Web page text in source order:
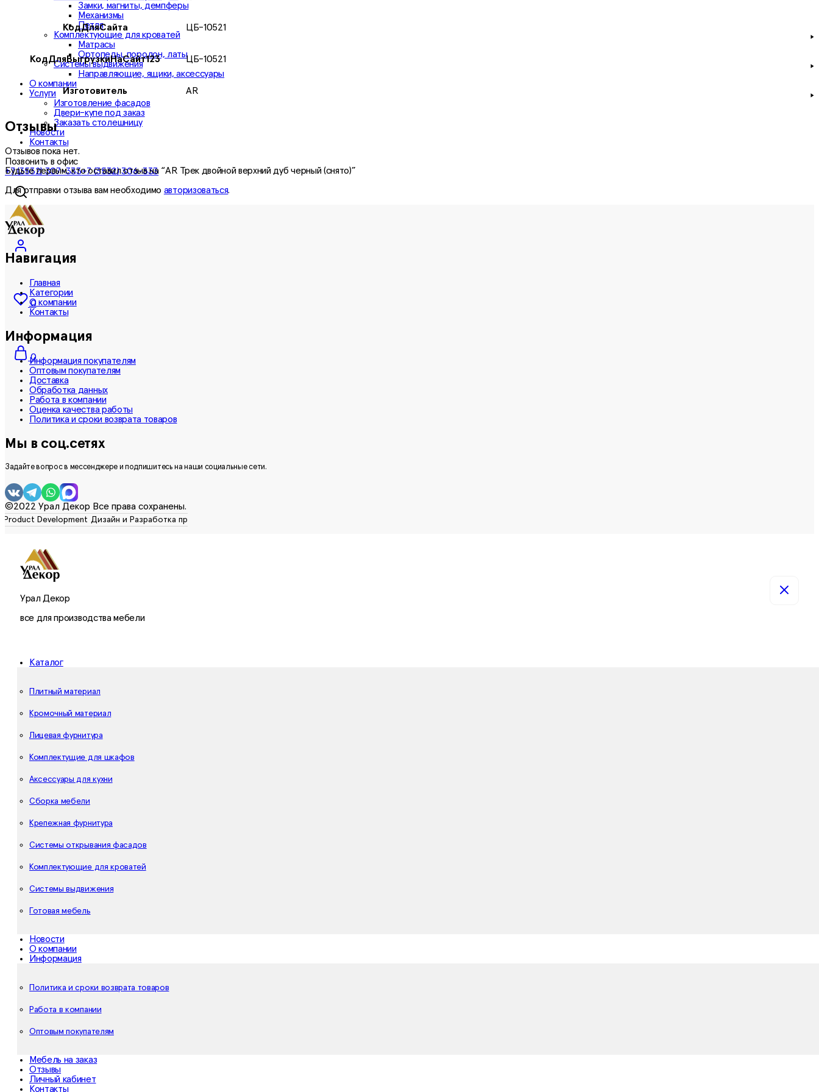
Замки, магниты, демпферы
Механизмы
Петля
Комплектующие для кроватей
Матрасы
Ортопеды, поролон, латы
Системы выдвижения
Направляющие, ящики, аксессуары
О компании
Услуги
Изготовление фасадов
Двери-купе под заказ
Заказать столешницу
Новости
Контакты
Позвонить в офис
+7 (3532) 307-333+7 (3532) 306-333
0
0
КодДляСайта ЦБ-10521
КодДляВыгрузкиНаСайт123 ЦБ-10521
Изготовитель AR
Отзывы
Отзывов пока нет.
Будьте первым, кто оставил отзыв на “AR Трек двойной верхний дуб черный (снято)”
Для отправки отзыва вам необходимо авторизоваться.
Навигация
Главная
Категории
О компании
Контакты
Информация
Информация покупателям
Оптовым покупателям
Доставка
Обработка данных
Работа в компании
Оценка качества работы
Политика и сроки возврата товаров
Мы в соц.сетях
Задайте вопрос в мессенджере и подпишитесь на наши социальные сети.
©2022 Урал Декор Все права сохранены.
Урал Декор
все для производства мебели
Каталог
Плитный материал
Кромочный материал
Лицевая фурнитура
Комплектущие для шкафов
Аксессуары для кухни
Сборка мебели
Крепежная фурнитура
Системы открывания фасадов
Комплектующие для кроватей
Системы выдвижения
Готовая мебель
Новости
О компании
Информация
Политика и сроки возврата товаров
Работа в компании
Оптовым покупателям
Мебель на заказ
Отзывы
Личный кабинет
Контакты